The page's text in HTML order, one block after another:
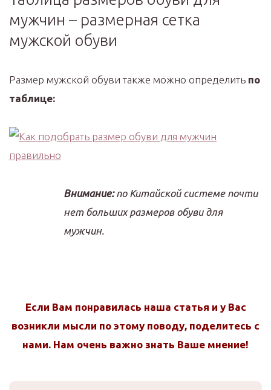
мужчин – размерная сетка
мужской обуви
Размер мужской обуви также можно определить по
таблице:
Внимание:по Китайской системе почти
нет больших размеров обуви для
мужчин.
Если Вам понравилась наша статья и у Вас
возникли мысли по этому поводу, поделитесь с
нами. Нам очень важно знать Ваше мнение!